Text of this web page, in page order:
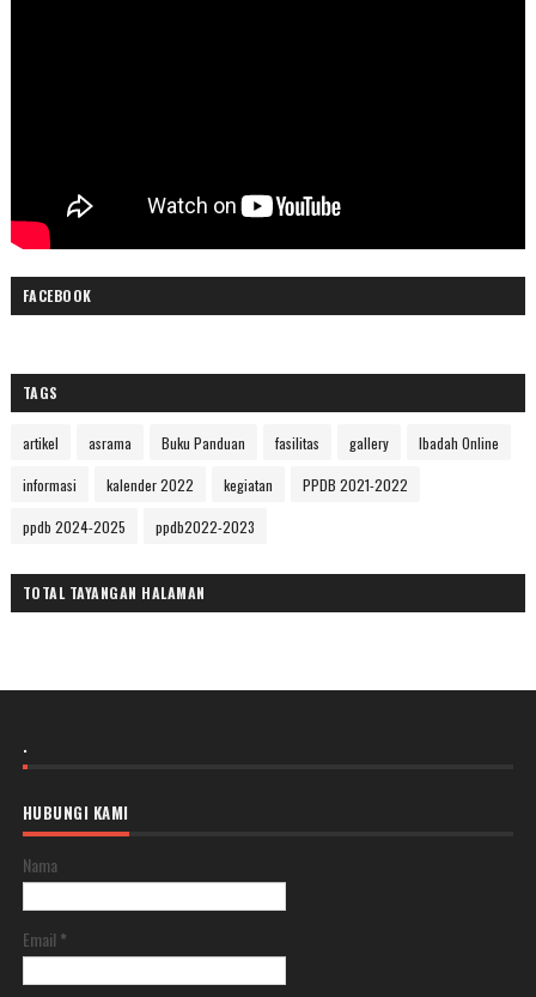
FACEBOOK
TAGS
artikel asrama Buku Panduan fasilitas gallery Ibadah Online
informasi kalender 2022 kegiatan PPDB 2021-2022
ppdb 2024-2025 ppdb2022-2023
TOTAL TAYANGAN HALAMAN
.
HUBUNGI KAMI
Nama
Email *